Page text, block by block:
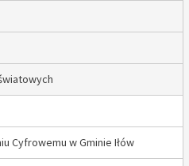
Cyfrowemu w Gminie Iłów